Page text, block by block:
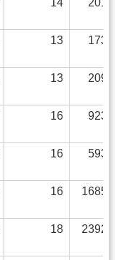
14 2014
13 1739
13 2097
16 9231
16 5930
16 16852
18 23922